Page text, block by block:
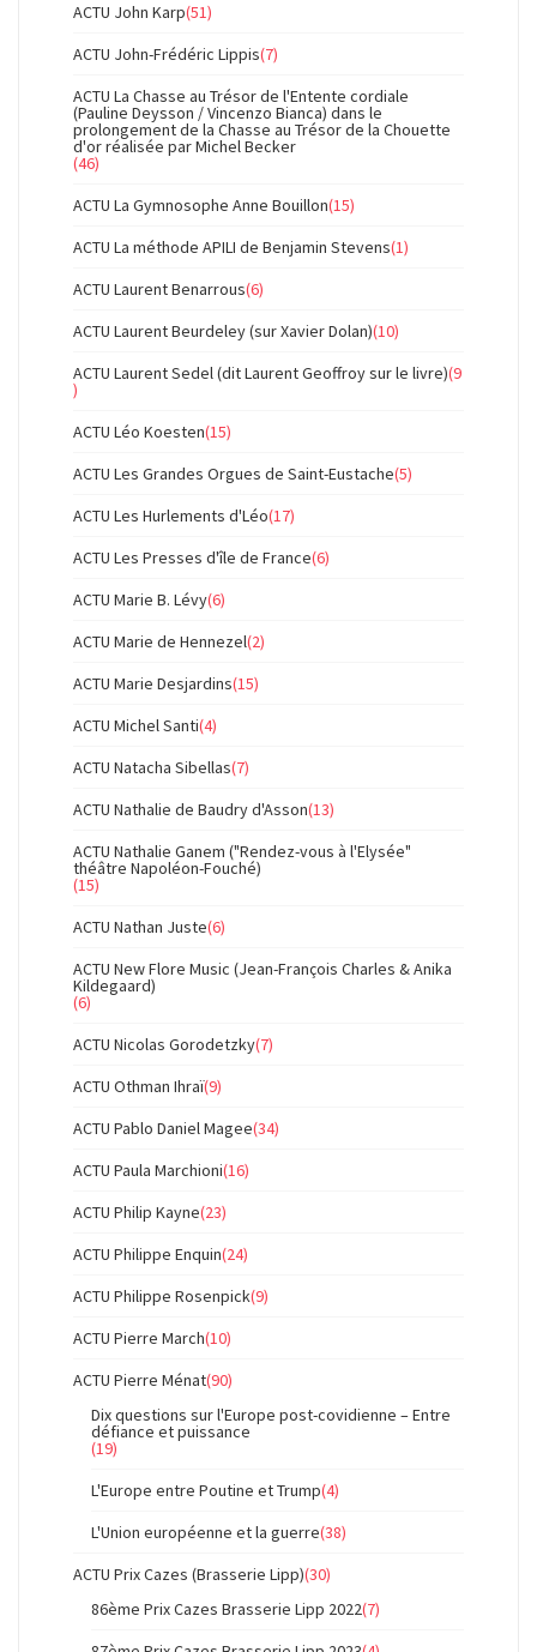
ACTU John Karp(51)
ACTU John-Frédéric Lippis(7)
ACTU La Chasse au Trésor de l'Entente cordiale
(Pauline Deysson / Vincenzo Bianca) dans le
prolongement de la Chasse au Trésor de la Chouette
d'or réalisée par Michel Becker
(46)
ACTU La Gymnosophe Anne Bouillon(15)
ACTU La méthode APILI de Benjamin Stevens(1)
ACTU Laurent Benarrous(6)
ACTU Laurent Beurdeley (sur Xavier Dolan)(10)
ACTU Laurent Sedel (dit Laurent Geoffroy sur le livre)(9
)
ACTU Léo Koesten(15)
ACTU Les Grandes Orgues de Saint-Eustache(5)
ACTU Les Hurlements d'Léo(17)
ACTU Les Presses d'île de France(6)
ACTU Marie B. Lévy(6)
ACTU Marie de Hennezel(2)
ACTU Marie Desjardins(15)
ACTU Michel Santi(4)
ACTU Natacha Sibellas(7)
ACTU Nathalie de Baudry d'Asson(13)
ACTU Nathalie Ganem ("Rendez-vous à l'Elysée"
théâtre Napoléon-Fouché)
(15)
ACTU Nathan Juste(6)
ACTU New Flore Music (Jean-François Charles & Anika
Kildegaard)
(6)
ACTU Nicolas Gorodetzky(7)
ACTU Othman Ihraï(9)
ACTU Pablo Daniel Magee(34)
ACTU Paula Marchioni(16)
ACTU Philip Kayne(23)
ACTU Philippe Enquin(24)
ACTU Philippe Rosenpick(9)
ACTU Pierre March(10)
ACTU Pierre Ménat(90)
Dix questions sur l'Europe post-covidienne – Entre
défiance et puissance
(19)
L'Europe entre Poutine et Trump(4)
L'Union européenne et la guerre(38)
ACTU Prix Cazes (Brasserie Lipp)(30)
86ème Prix Cazes Brasserie Lipp 2022(7)